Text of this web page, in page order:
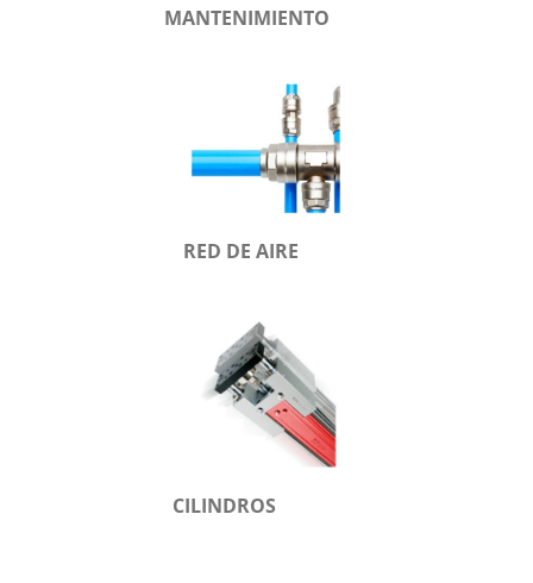
MANTENIMIENTO
RED DE AIRE
CILINDROS